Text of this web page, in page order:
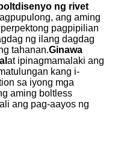
disenyo ng rivet
ang aming
pagpipilian
ng ilang dagdag
tahanan.Ginawa
at ipinagmamalaki ang
kang i-
sa iyong mga
aming boltless
ang pag-aayos ng